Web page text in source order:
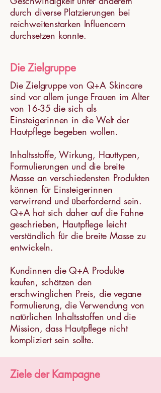
durch diverse Platzierungen bei
reichweitenstarken Influencern
durchsetzen konnte.
Die Zielgruppe
Die Zielgruppe von Q+A Skincare
sind vor allem junge Frauen im Alter
von 16-35 die sich als
Einsteigerinnen in die Welt der
Hautpflege begeben wollen.
Inhaltsstoffe, Wirkung, Hauttypen,
Formulierungen und die breite
Masse an verschiedensten Produkten
können für Einsteigerinnen
verwirrend und überfordernd sein.
Q+A hat sich daher auf die Fahne
geschrieben, Hautpflege leicht
verständlich für die breite Masse zu
entwickeln.
Kundinnen die Q+A Produkte
kaufen, schätzen den
erschwinglichen Preis, die vegane
Formulierung, die Verwendung von
natürlichen Inhaltsstoffen und die
Mission, dass Hautpflege nicht
kompliziert sein sollte.
Ziele der Kampagne